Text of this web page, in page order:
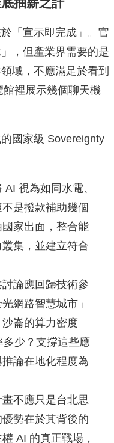
抽薪之計
「宣示即完成」。官
，但產業界需要的是
域，不應滿足於看到
裡展示幾個聊天機
國家級 Sovereignty
視為如同水電、
是撥款補助幾個
家出面，整合能
集，並建立符合
討論應回歸技術參
網路智慧城市」
崙的算力密度
多少？支撐這些應
論在地化程度為
不應只是台北思
勢在於其背後的
AI 的真正戰場，